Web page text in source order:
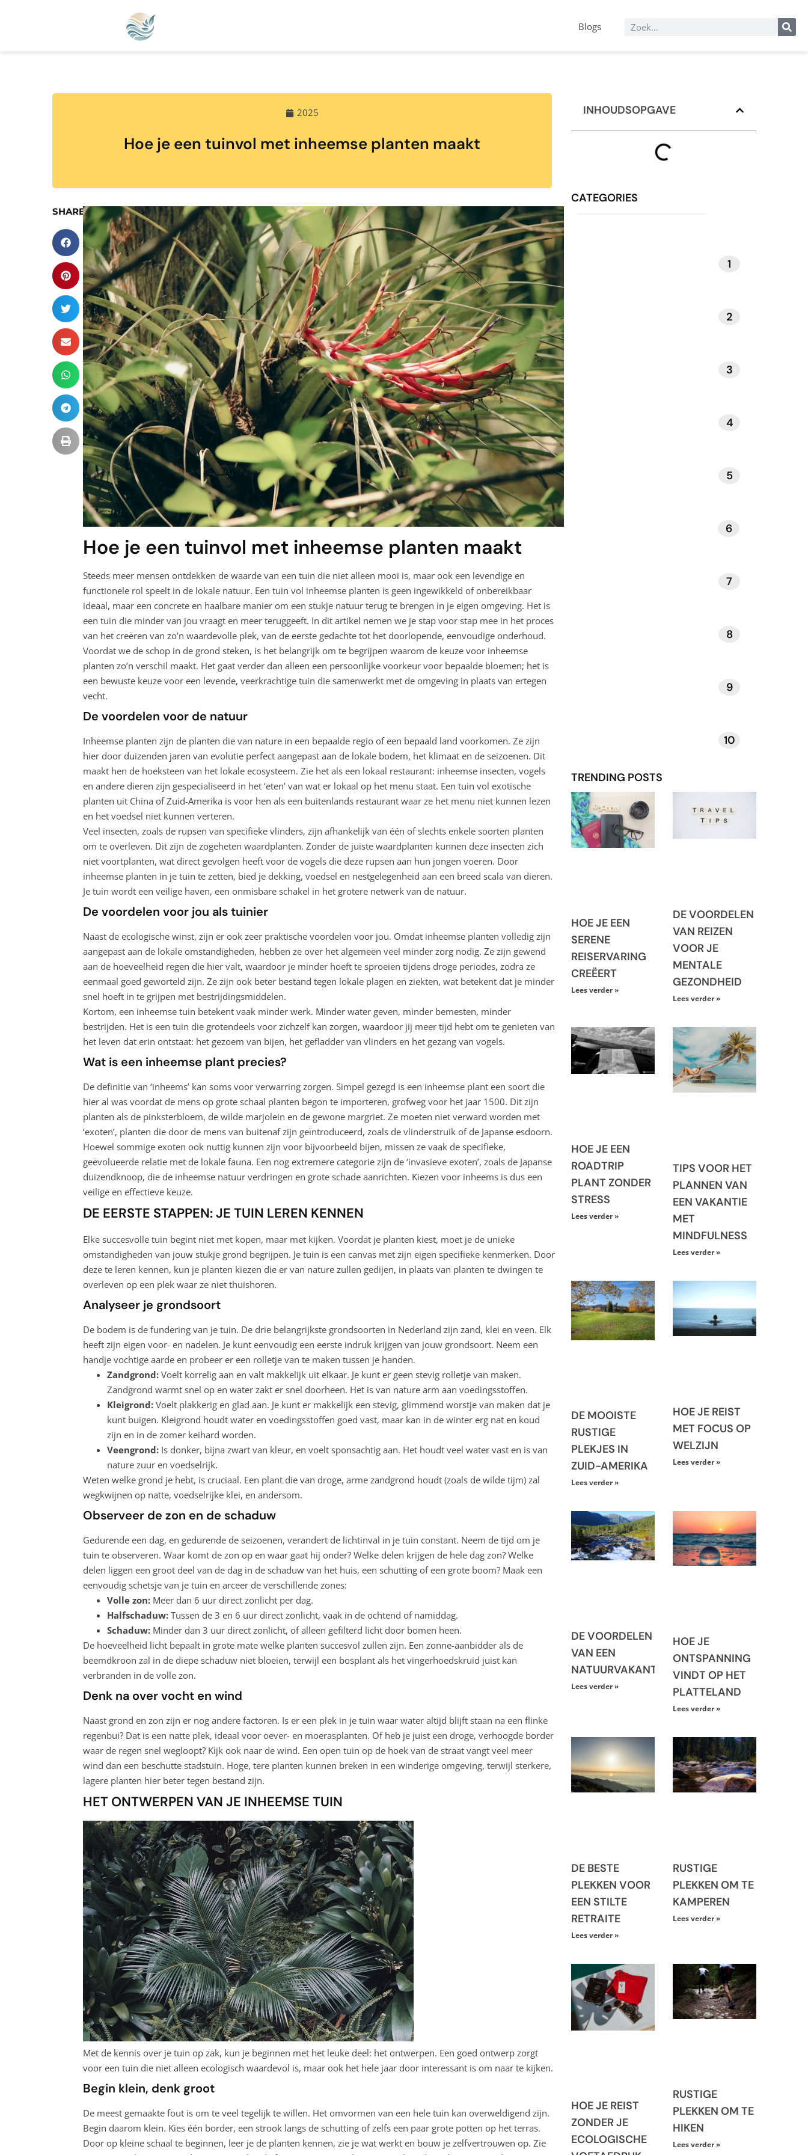
Blogs
2025
Hoe je een tuinvol met inheemse planten maakt
SHARE
Hoe je een tuinvol met inheemse planten maakt
Steeds meer mensen ontdekken de waarde van een tuin die niet alleen mooi is, maar ook een levendige en
functionele rol speelt in de lokale natuur. Een tuin vol inheemse planten is geen ingewikkeld of onbereikbaar
ideaal, maar een concrete en haalbare manier om een stukje natuur terug te brengen in je eigen omgeving. Het is
een tuin die minder van jou vraagt en meer teruggeeft. In dit artikel nemen we je stap voor stap mee in het proces
van het creëren van zo’n waardevolle plek, van de eerste gedachte tot het doorlopende, eenvoudige onderhoud.
Voordat we de schop in de grond steken, is het belangrijk om te begrijpen waarom de keuze voor inheemse
planten zo’n verschil maakt. Het gaat verder dan alleen een persoonlijke voorkeur voor bepaalde bloemen; het is
een bewuste keuze voor een levende, veerkrachtige tuin die samenwerkt met de omgeving in plaats van ertegen
vecht.
De voordelen voor de natuur
Inheemse planten zijn de planten die van nature in een bepaalde regio of een bepaald land voorkomen. Ze zijn
hier door duizenden jaren van evolutie perfect aangepast aan de lokale bodem, het klimaat en de seizoenen. Dit
maakt hen de hoeksteen van het lokale ecosysteem. Zie het als een lokaal restaurant: inheemse insecten, vogels
en andere dieren zijn gespecialiseerd in het ‘eten’ van wat er lokaal op het menu staat. Een tuin vol exotische
planten uit China of Zuid-Amerika is voor hen als een buitenlands restaurant waar ze het menu niet kunnen lezen
en het voedsel niet kunnen verteren.
Veel insecten, zoals de rupsen van specifieke vlinders, zijn afhankelijk van één of slechts enkele soorten planten
om te overleven. Dit zijn de zogeheten waardplanten. Zonder de juiste waardplanten kunnen deze insecten zich
niet voortplanten, wat direct gevolgen heeft voor de vogels die deze rupsen aan hun jongen voeren. Door
inheemse planten in je tuin te zetten, bied je dekking, voedsel en nestgelegenheid aan een breed scala van dieren.
Je tuin wordt een veilige haven, een onmisbare schakel in het grotere netwerk van de natuur.
De voordelen voor jou als tuinier
Naast de ecologische winst, zijn er ook zeer praktische voordelen voor jou. Omdat inheemse planten volledig zijn
aangepast aan de lokale omstandigheden, hebben ze over het algemeen veel minder zorg nodig. Ze zijn gewend
aan de hoeveelheid regen die hier valt, waardoor je minder hoeft te sproeien tijdens droge periodes, zodra ze
eenmaal goed geworteld zijn. Ze zijn ook beter bestand tegen lokale plagen en ziekten, wat betekent dat je minder
snel hoeft in te grijpen met bestrijdingsmiddelen.
Kortom, een inheemse tuin betekent vaak minder werk. Minder water geven, minder bemesten, minder
bestrijden. Het is een tuin die grotendeels voor zichzelf kan zorgen, waardoor jij meer tijd hebt om te genieten van
het leven dat erin ontstaat: het gezoem van bijen, het gefladder van vlinders en het gezang van vogels.
Wat is een inheemse plant precies?
De definitie van ‘inheems’ kan soms voor verwarring zorgen. Simpel gezegd is een inheemse plant een soort die
hier al was voordat de mens op grote schaal planten begon te importeren, grofweg voor het jaar 1500. Dit zijn
planten als de pinksterbloem, de wilde marjolein en de gewone margriet. Ze moeten niet verward worden met
‘exoten’, planten die door de mens van buitenaf zijn geïntroduceerd, zoals de vlinderstruik of de Japanse esdoorn.
Hoewel sommige exoten ook nuttig kunnen zijn voor bijvoorbeeld bijen, missen ze vaak de specifieke,
geëvolueerde relatie met de lokale fauna. Een nog extremere categorie zijn de ‘invasieve exoten’, zoals de Japanse
duizendknoop, die de inheemse natuur verdringen en grote schade aanrichten. Kiezen voor inheems is dus een
veilige en effectieve keuze.
DE EERSTE STAPPEN: JE TUIN LEREN KENNEN
Elke succesvolle tuin begint niet met kopen, maar met kijken. Voordat je planten kiest, moet je de unieke
omstandigheden van jouw stukje grond begrijpen. Je tuin is een canvas met zijn eigen specifieke kenmerken. Door
deze te leren kennen, kun je planten kiezen die er van nature zullen gedijen, in plaats van planten te dwingen te
overleven op een plek waar ze niet thuishoren.
Analyseer je grondsoort
De bodem is de fundering van je tuin. De drie belangrijkste grondsoorten in Nederland zijn zand, klei en veen. Elk
heeft zijn eigen voor- en nadelen. Je kunt eenvoudig een eerste indruk krijgen van jouw grondsoort. Neem een
handje vochtige aarde en probeer er een rolletje van te maken tussen je handen.
Zandgrond:Voelt korrelig aan en valt makkelijk uit elkaar. Je kunt er geen stevig rolletje van maken.
Zandgrond warmt snel op en water zakt er snel doorheen. Het is van nature arm aan voedingsstoffen.
Kleigrond:Voelt plakkerig en glad aan. Je kunt er makkelijk een stevig, glimmend worstje van maken dat je
kunt buigen. Kleigrond houdt water en voedingsstoffen goed vast, maar kan in de winter erg nat en koud
zijn en in de zomer keihard worden.
Veengrond:Is donker, bijna zwart van kleur, en voelt sponsachtig aan. Het houdt veel water vast en is van
nature zuur en voedselrijk.
Weten welke grond je hebt, is cruciaal. Een plant die van droge, arme zandgrond houdt (zoals de wilde tijm) zal
wegkwijnen op natte, voedselrijke klei, en andersom.
Observeer de zon en de schaduw
Gedurende een dag, en gedurende de seizoenen, verandert de lichtinval in je tuin constant. Neem de tijd om je
tuin te observeren. Waar komt de zon op en waar gaat hij onder? Welke delen krijgen de hele dag zon? Welke
delen liggen een groot deel van de dag in de schaduw van het huis, een schutting of een grote boom? Maak een
eenvoudig schetsje van je tuin en arceer de verschillende zones:
Volle zon:Meer dan 6 uur direct zonlicht per dag.
Halfschaduw:Tussen de 3 en 6 uur direct zonlicht, vaak in de ochtend of namiddag.
Schaduw:Minder dan 3 uur direct zonlicht, of alleen gefilterd licht door bomen heen.
De hoeveelheid licht bepaalt in grote mate welke planten succesvol zullen zijn. Een zonne-aanbidder als de
beemdkroon zal in de diepe schaduw niet bloeien, terwijl een bosplant als het vingerhoedskruid juist kan
verbranden in de volle zon.
Denk na over vocht en wind
Naast grond en zon zijn er nog andere factoren. Is er een plek in je tuin waar water altijd blijft staan na een flinke
regenbui? Dat is een natte plek, ideaal voor oever- en moerasplanten. Of heb je juist een droge, verhoogde border
waar de regen snel wegloopt? Kijk ook naar de wind. Een open tuin op de hoek van de straat vangt veel meer
wind dan een beschutte stadstuin. Hoge, tere planten kunnen breken in een winderige omgeving, terwijl sterkere,
lagere planten hier beter tegen bestand zijn.
HET ONTWERPEN VAN JE INHEEMSE TUIN
Met de kennis over je tuin op zak, kun je beginnen met het leuke deel: het ontwerpen. Een goed ontwerp zorgt
voor een tuin die niet alleen ecologisch waardevol is, maar ook het hele jaar door interessant is om naar te kijken.
Begin klein, denk groot
De meest gemaakte fout is om te veel tegelijk te willen. Het omvormen van een hele tuin kan overweldigend zijn.
Begin daarom klein. Kies één border, een strook langs de schutting of zelfs een paar grote potten op het terras.
Door op kleine schaal te beginnen, leer je de planten kennen, zie je wat werkt en bouw je zelfvertrouwen op. Zie
INHOUDSOPGAVE
CATEGORIES
1
2
3
4
5
6
7
8
9
10
TRENDING POSTS
HOE JE EEN
SERENE
REISERVARING
CREËERT
Lees verder »
DE VOORDELEN
VAN REIZEN
VOOR JE
MENTALE
GEZONDHEID
Lees verder »
HOE JE EEN
ROADTRIP
PLANT ZONDER
STRESS
Lees verder »
TIPS VOOR HET
PLANNEN VAN
EEN VAKANTIE
MET
MINDFULNESS
Lees verder »
DE MOOISTE
RUSTIGE
PLEKJES IN
ZUID-AMERIKA
Lees verder »
HOE JE REIST
MET FOCUS OP
WELZIJN
Lees verder »
DE VOORDELEN
VAN EEN
NATUURVAKANTIE
Lees verder »
HOE JE
ONTSPANNING
VINDT OP HET
PLATTELAND
Lees verder »
DE BESTE
PLEKKEN VOOR
EEN STILTE
RETRAITE
Lees verder »
RUSTIGE
PLEKKEN OM TE
KAMPEREN
Lees verder »
HOE JE REIST
ZONDER JE
ECOLOGISCHE
RUSTIGE
PLEKKEN OM TE
HIKEN
Lees verder »